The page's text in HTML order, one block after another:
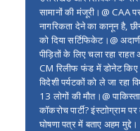
सामानों की मंजूरी।@ CAA
नागरिकता देने का कानून है,
को दिया सर्टिफिकेट।@
पीड़ितों के लिए चला रहा
CM रिलीफ फंड में डोनेट
विदेशी पर्यटकों को ले जा रहा
13 लोगों की मौत।@
कॉकरोच पार्टी? इंस्टाोग्राम
घोषणा पत्र में बताए अहम मुद्दे।